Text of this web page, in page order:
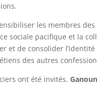
les membres
sociale pacifique et la
et de consolider
des autres
ont été invités.